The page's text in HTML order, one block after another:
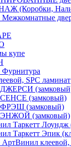
(Коробки,
Межкомнатные
купе
Фурнитура
SPC ламинат
(замковый)
(замковый)
(замковый)
Таркетт Лоундж
Таркетт Эпик
АртВинил